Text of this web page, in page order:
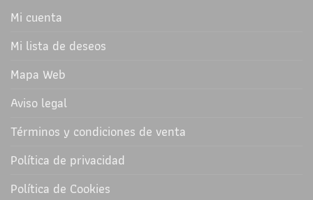
Mi cuenta
Mi lista de deseos
Mapa Web
Aviso legal
Términos y condiciones de venta
Política de privacidad
Política de Cookies